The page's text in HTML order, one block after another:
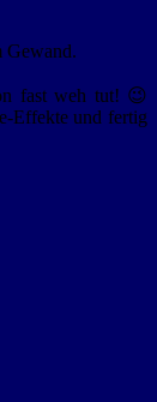
Gewand.
fast weh tut! 😉
Effekte und fertig